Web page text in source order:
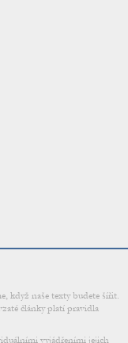
když naše texty budete šířit.
články platí pravidla
vyjádřeními jejich